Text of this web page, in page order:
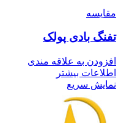
مقايسه
تفنگ بادی پولک
افزودن به علاقه مندی
اطلاعات بیشتر
نمایش سریع